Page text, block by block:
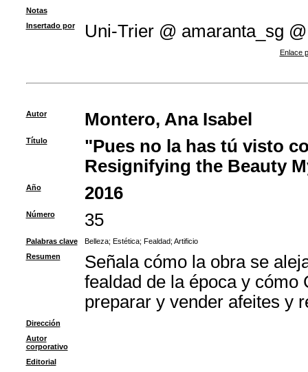
Notas
Insertado por
Uni-Trier @ amaranta_sg @
Enlace
Autor Montero, Ana Isabel
Título
"Pues no la has tú visto
Resignifying the Beauty
Año 2016
Número 35
Palabras clave Belleza; Estética; Fealdad; Artificio
Resumen
Señala cómo la obra se
fealdad de la época y cómo
preparar y vender afeites y
Dirección
Autor
corporativo
Editorial